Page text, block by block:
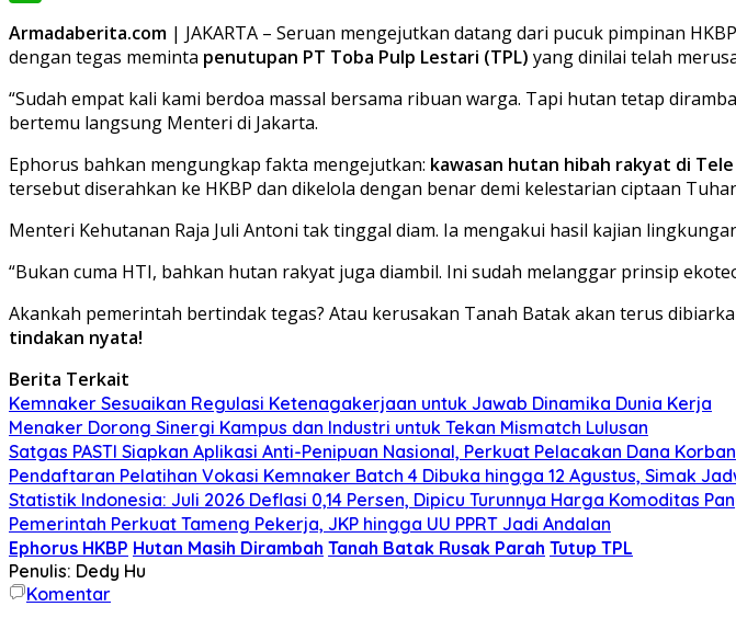
Armadaberita.com | JAKARTA – Seruan mengejutkan datang dari pucuk pimpinan
dengan tegas meminta penutupan PT Toba Pulp Lestari (TPL) yang dinilai telah
“Sudah empat kali kami berdoa massal bersama ribuan warga. Tapi hutan tetap
bertemu langsung Menteri di Jakarta.
Ephorus bahkan mengungkap fakta mengejutkan: kawasan hutan hibah rakyat di
tersebut diserahkan ke HKBP dan dikelola dengan benar demi kelestarian ciptaan
Menteri Kehutanan Raja Juli Antoni tak tinggal diam. Ia mengakui hasil kajian
“Bukan cuma HTI, bahkan hutan rakyat juga diambil. Ini sudah melanggar prinsip
Akankah pemerintah bertindak tegas? Atau kerusakan Tanah Batak akan terus
tindakan nyata!
Berita Terkait
Kemnaker Sesuaikan Regulasi Ketenagakerjaan untuk Jawab Dinamika Dunia Kerja
Menaker Dorong Sinergi Kampus dan Industri untuk Tekan Mismatch Lulusan
Satgas PASTI Siapkan Aplikasi Anti-Penipuan Nasional, Perkuat Pelacakan Dana
Pendaftaran Pelatihan Vokasi Kemnaker Batch 4 Dibuka hingga 12 Agustus, Simak
Statistik Indonesia: Juli 2026 Deflasi 0,14 Persen, Dipicu Turunnya Harga Komoditas
Pemerintah Perkuat Tameng Pekerja, JKP hingga UU PPRT Jadi Andalan
Ephorus HKBP Hutan Masih Dirambah Tanah Batak Rusak Parah Tutup TPL
Penulis: Dedy Hu
Komentar